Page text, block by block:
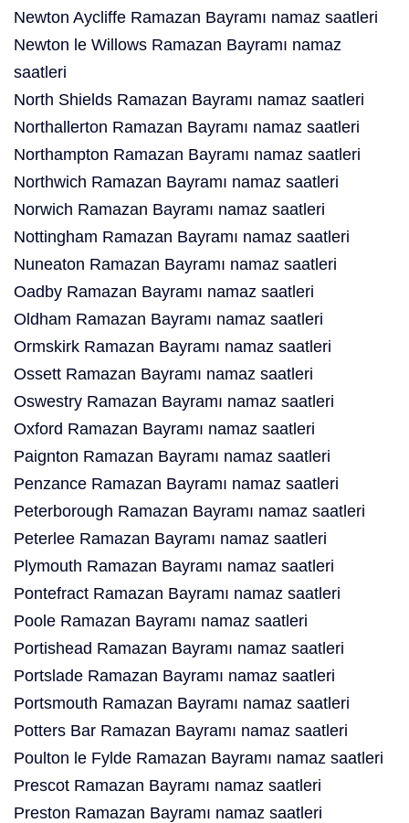
Newton Aycliffe Ramazan Bayramı namaz saatleri
Newton le Willows Ramazan Bayramı namaz
saatleri
North Shields Ramazan Bayramı namaz saatleri
Northallerton Ramazan Bayramı namaz saatleri
Northampton Ramazan Bayramı namaz saatleri
Northwich Ramazan Bayramı namaz saatleri
Norwich Ramazan Bayramı namaz saatleri
Nottingham Ramazan Bayramı namaz saatleri
Nuneaton Ramazan Bayramı namaz saatleri
Oadby Ramazan Bayramı namaz saatleri
Oldham Ramazan Bayramı namaz saatleri
Ormskirk Ramazan Bayramı namaz saatleri
Ossett Ramazan Bayramı namaz saatleri
Oswestry Ramazan Bayramı namaz saatleri
Oxford Ramazan Bayramı namaz saatleri
Paignton Ramazan Bayramı namaz saatleri
Penzance Ramazan Bayramı namaz saatleri
Peterborough Ramazan Bayramı namaz saatleri
Peterlee Ramazan Bayramı namaz saatleri
Plymouth Ramazan Bayramı namaz saatleri
Pontefract Ramazan Bayramı namaz saatleri
Poole Ramazan Bayramı namaz saatleri
Portishead Ramazan Bayramı namaz saatleri
Portslade Ramazan Bayramı namaz saatleri
Portsmouth Ramazan Bayramı namaz saatleri
Potters Bar Ramazan Bayramı namaz saatleri
Poulton le Fylde Ramazan Bayramı namaz saatleri
Prescot Ramazan Bayramı namaz saatleri
Preston Ramazan Bayramı namaz saatleri